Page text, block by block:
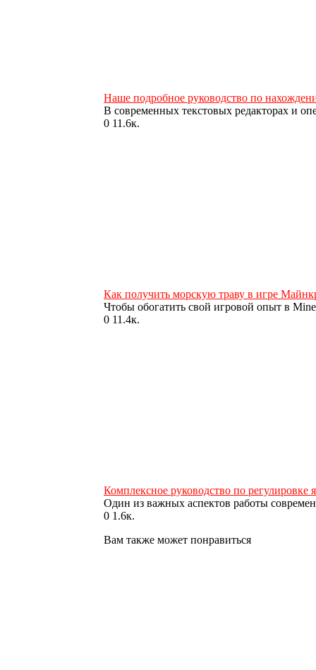
Наше подробное руководство по
В современных текстовых редакторах и
0 11.6к.
Как получить морскую траву в игре
Чтобы обогатить свой игровой опыт в
0 11.4к.
Комплексное руководство по регулировке
Один из важных аспектов работы
0 1.6к.
Вам также может понравиться